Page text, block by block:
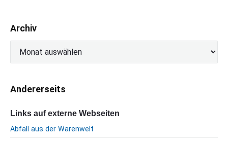
Archiv
iAndererseits
Links auf externe Webseiten
Abfall aus der Warenwelt